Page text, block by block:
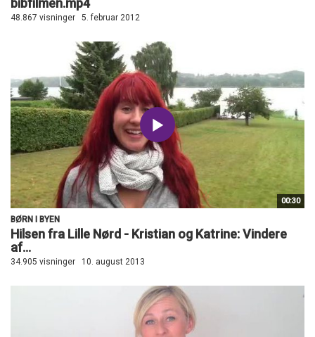
bibfilmen.mp4
48.867 visninger 5. februar 2012
00:30
BØRN I BYEN
Hilsen fra Lille Nørd - Kristian og Katrine: Vindere
af...
34.905 visninger 10. august 2013